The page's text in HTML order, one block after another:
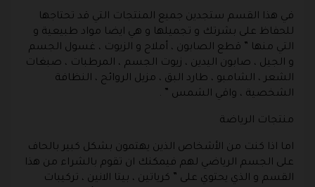
في هذا القسم ستجدين جميع المنتجات التي قد تحتاجها
للحفاظ على بشرتك و تجميلها و هي ايضا مواد طبيعية و
التي منها ” قطع الصابون ، أملاح و الزيوت ، غسول الجسم
و الجيل ، صابون اليدين ، زيوت الجسم ، المرطبات ، صبغات
الشعر ، الشامبو ، طارد البق ، مزيل الروائح ، النظافة
الشخصية ، واقي الشمس ” .
منتجات الرياضة
اما اذا كنت من الأشخاص الذين يهتمون بشكل كبير بالحاف
على الجسم الرياضي لهم فيمكنك ان تقوم بالشراء من هذا
القسم و الذي يحتوي على ” كرياتين ، بيتا الانين ، تركيبات